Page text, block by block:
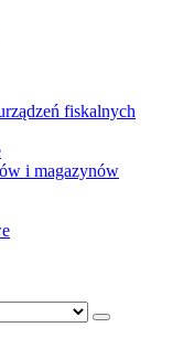
fiskalnych
i magazynów